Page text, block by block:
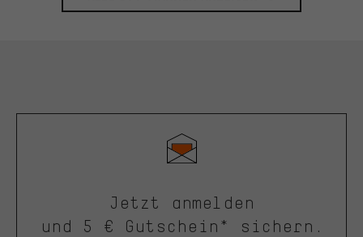
Jetzt anmelden
und 5 € Gutschein* sichern.